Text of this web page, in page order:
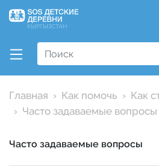
Главная Как помочь
Как
Часто задаваемые вопросы
Часто задаваемые вопросы